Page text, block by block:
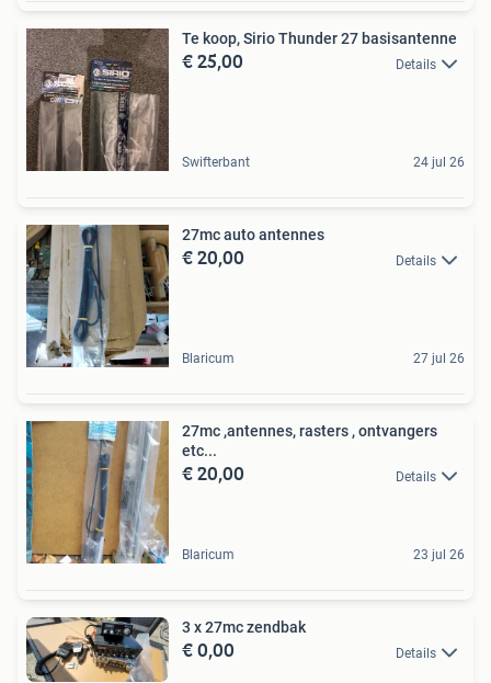
Te koop, Sirio Thunder 27 basisantenne
€ 25,00 Details
Swifterbant 24 jul 26
27mc auto antennes
€ 20,00 Details
Blaricum 27 jul 26
27mc ,antennes, rasters , ontvangers
etc...
€ 20,00 Details
Blaricum 23 jul 26
3 x 27mc zendbak
€ 0,00 Details